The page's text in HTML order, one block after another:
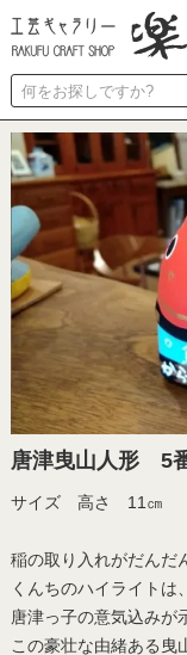
唐津曳山人形
サイズ 高さ 11㎝
稲の取り入れがだんだ
くんちのハイライトは
唐津っ子の意気込みが
この豪壮な由緒ある曳